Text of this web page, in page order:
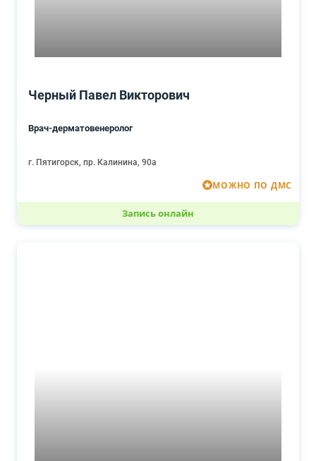
Черный Павел Викторович
Врач-дерматовенеролог
г. Пятигорск, пр. Калинина, 90а
МОЖНО ПО ДМС
Запись онлайн